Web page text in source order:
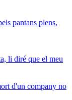
pantans plens,
li diré que el meu
d'un company no